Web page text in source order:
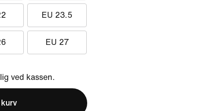
EU 23.5
EU 27
ved kassen.